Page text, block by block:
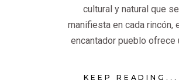
cultural y natural que se
manifiesta en cada rincón,
encantador pueblo ofrece
KEEP READING...